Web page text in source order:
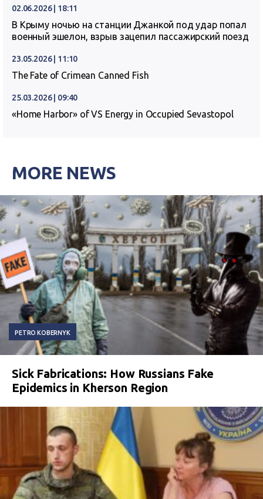
02.06.2026 | 18:11
В Крыму ночью на станции Джанкой под удар попал
военный эшелон, взрыв зацепил пассажирский поезд
23.05.2026 | 11:10
The Fate of Crimean Canned Fish
25.03.2026 | 09:40
«Home Harbor» of VS Energy in Occupied Sevastopol
MORE NEWS
PETRO KOBERNYK
Sick Fabrications: How Russians Fake
Epidemics in Kherson Region